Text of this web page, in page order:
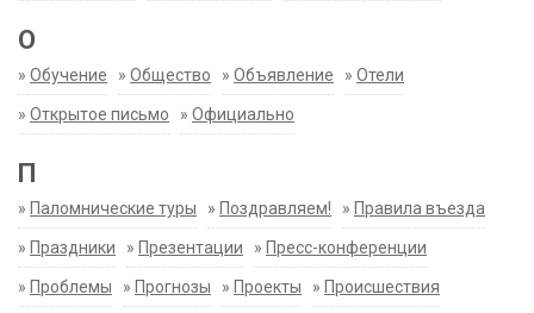
О
» Обучение » Общество » Объявление » Отели
» Открытое письмо » Официально
П
» Паломнические туры » Поздравляем! » Правила въезда
» Праздники » Презентации » Пресс-конференции
» Проблемы » Прогнозы » Проекты » Происшествия